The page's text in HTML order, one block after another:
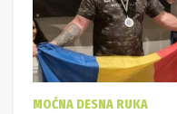
MOĆNA DESNA RUKA